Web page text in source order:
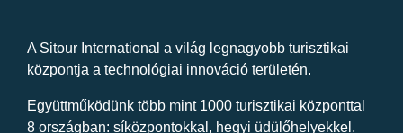
A Sitour International a világ legnagyobb turisztikai
központja a technológiai innováció területén.
Együttműködünk több mint 1000 turisztikai központtal
8 országban: síközpontokkal, hegyi üdülőhelyekkel,